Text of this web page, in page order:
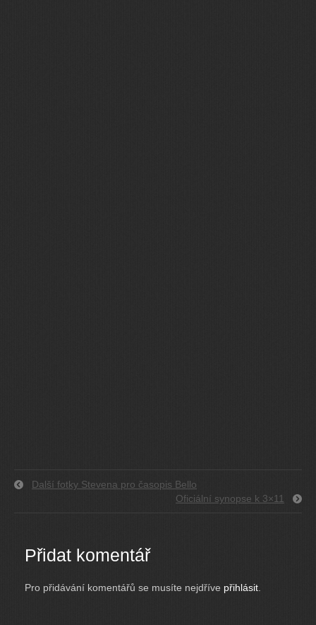
Další fotky Stevena pro časopis Bello
Oficiální synopse k 3×11
Přidat komentář
Pro přidávání komentářů se musíte nejdříve přihlásit